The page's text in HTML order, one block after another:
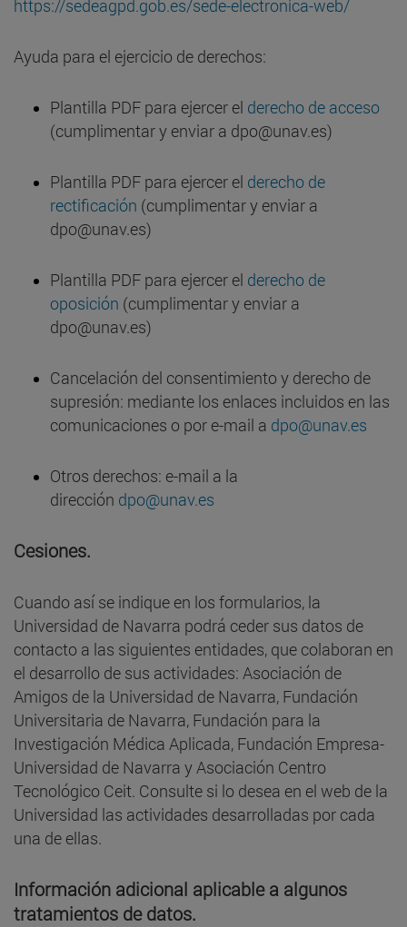
https://sedeagpd.gob.es/sede-electronica-web/
Ayuda para el ejercicio de derechos:
Plantilla PDF para ejercer el derecho de acceso
(cumplimentar y enviar a dpo@unav.es)
Plantilla PDF para ejercer el derecho de
rectificación (cumplimentar y enviar a
dpo@unav.es)
Plantilla PDF para ejercer el derecho de
oposición (cumplimentar y enviar a
dpo@unav.es)
Cancelación del consentimiento y derecho de
supresión: mediante los enlaces incluidos en las
comunicaciones o por e-mail a dpo@unav.es
Otros derechos: e-mail a la
dirección dpo@unav.es
Cesiones.
Cuando así se indique en los formularios, la
Universidad de Navarra podrá ceder sus datos de
contacto a las siguientes entidades, que colaboran en
el desarrollo de sus actividades: Asociación de
Amigos de la Universidad de Navarra, Fundación
Universitaria de Navarra, Fundación para la
Investigación Médica Aplicada, Fundación Empresa-
Universidad de Navarra y Asociación Centro
Tecnológico Ceit. Consulte si lo desea en el web de la
Universidad las actividades desarrolladas por cada
una de ellas.
Información adicional aplicable a algunos
tratamientos de datos.